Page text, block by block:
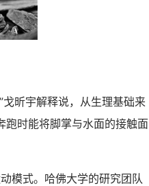
昕宇解释说，从生理基础来
跑时能将脚掌与水面的接触面
模式。哈佛大学的研究团队